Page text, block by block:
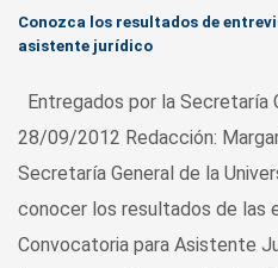
Conozca los resultados de
asistente jurídico
Entregados por la Secretaría
28/09/2012 Redacción:
Secretaría General de la
conocer los resultados de las
Convocatoria para Asistente